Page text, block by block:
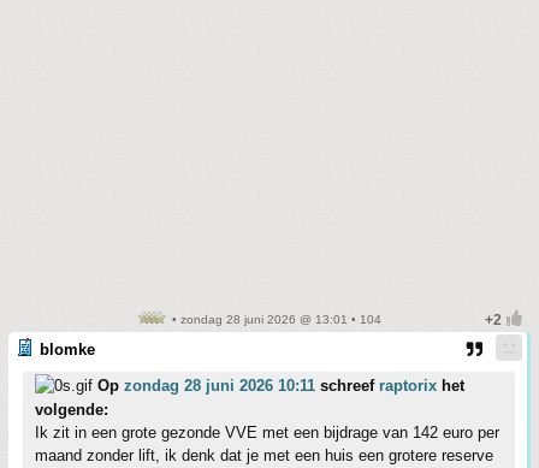
• zondag 28 juni 2026 @ 13:01 • 104
blomke
Op zondag 28 juni 2026 10:11 schreef raptorix het
volgende:
Ik zit in een grote gezonde VVE met een bijdrage van 142 euro per
maand zonder lift, ik denk dat je met een huis een grotere reserve